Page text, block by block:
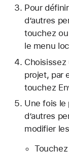
Pour
d’autres
touchez
le menu
Choisissez
projet, par
touchez
Une fois le
d’autres
modifier